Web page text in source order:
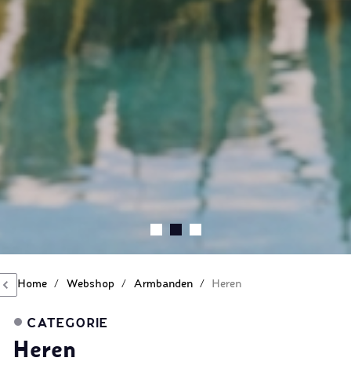
Home / Webshop / Armbanden / Heren
CATEGORIE
Heren